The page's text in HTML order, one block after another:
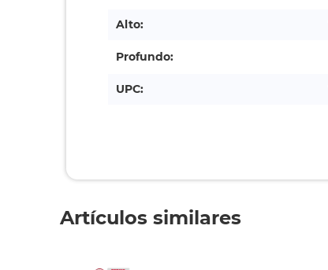
Alto:
Profundo:
UPC:
Artículos similares